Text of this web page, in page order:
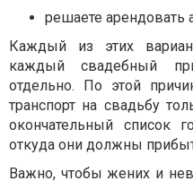
решаете арендовать
Каждый из этих
каждый свадебный
отдельно. По этой
транспорт на свадьбу
окончательный список
откуда они должны
Важно, чтобы жених и